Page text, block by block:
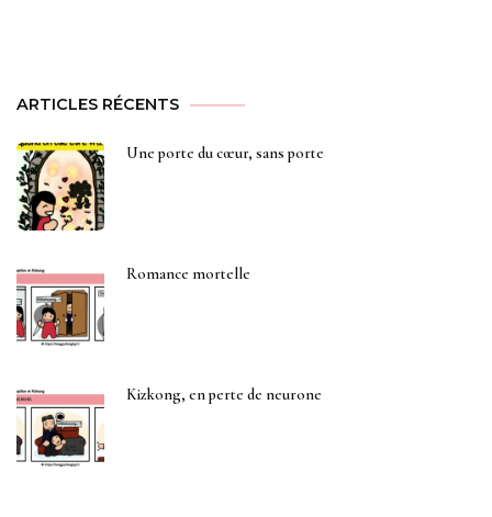
ARTICLES RÉCENTS
Une porte du cœur, sans porte
Romance mortelle
Kizkong, en perte de neurone